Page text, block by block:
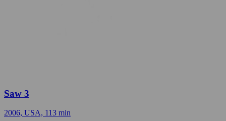
Saw 3
2006, USA, 113 min